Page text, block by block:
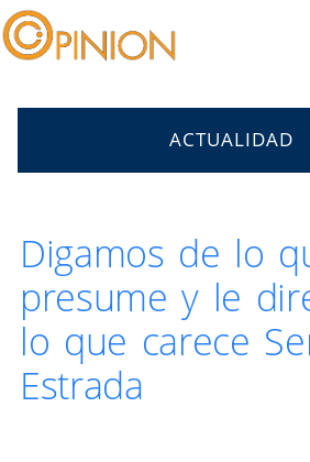
ACTUALIDAD
Digamos de lo
presume y le
lo que carece
Estrada